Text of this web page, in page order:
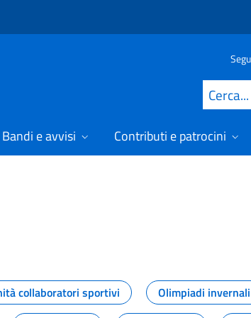
Cerca
Bandi e avvisi Contributi e patrocini
lo sport
collaboratori sportivi Olimpiadi